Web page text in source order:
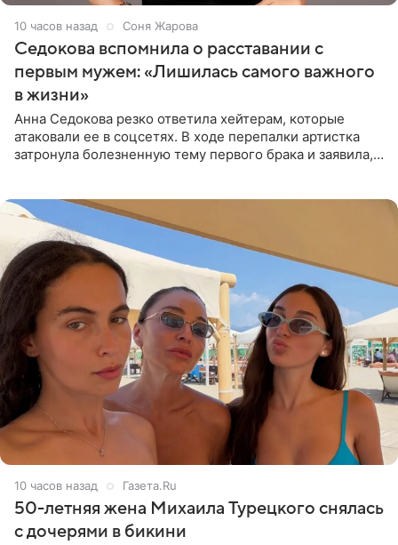
10 часов назад Соня Жарова
Седокова вспомнила о расставании с
первым мужем: «Лишилась самого важного
в жизни»
Анна Седокова резко ответила хейтерам, которые
атаковали ее в соцсетях. В ходе перепалки артистка
затронула болезненную тему первого брака и заявила,
10 часов назад Газета.Ru
50-летняя жена Михаила Турецкого снялась
с дочерями в бикини